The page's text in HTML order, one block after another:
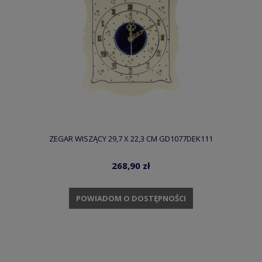
ZEGAR WISZĄCY 29,7 X 22,3 CM GD1077DEK111
268,90 zł
POWIADOM O DOSTĘPNOŚCI